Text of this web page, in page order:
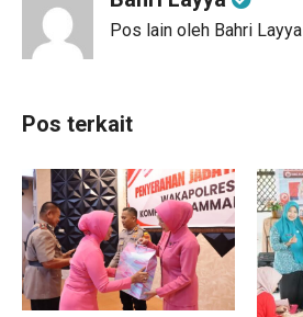
Pos lain oleh Bahri Layya
Pos terkait